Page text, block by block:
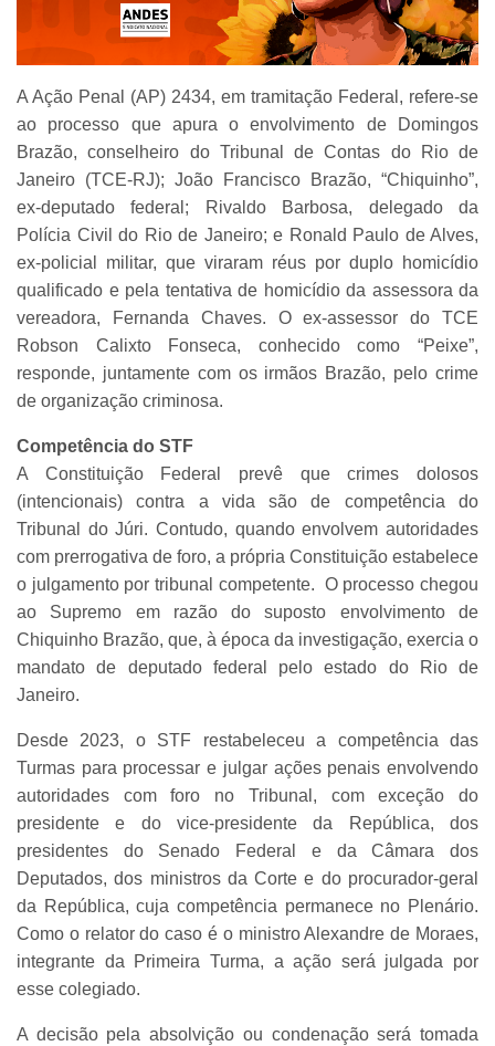
A Ação Penal (AP) 2434, em tramitação Federal, refere-se
ao processo que apura o envolvimento de Domingos
Brazão, conselheiro do Tribunal de Contas do Rio de
Janeiro (TCE-RJ); João Francisco Brazão, “Chiquinho”,
ex-deputado federal; Rivaldo Barbosa, delegado da
Polícia Civil do Rio de Janeiro; e Ronald Paulo de Alves,
ex-policial militar, que viraram réus por duplo homicídio
qualificado e pela tentativa de homicídio da assessora da
vereadora, Fernanda Chaves. O ex-assessor do TCE
Robson Calixto Fonseca, conhecido como “Peixe”,
responde, juntamente com os irmãos Brazão, pelo crime
de organização criminosa.
Competência do STF
A Constituição Federal prevê que crimes dolosos
(intencionais) contra a vida são de competência do
Tribunal do Júri. Contudo, quando envolvem autoridades
com prerrogativa de foro, a própria Constituição estabelece
o julgamento por tribunal competente. O processo chegou
ao Supremo em razão do suposto envolvimento de
Chiquinho Brazão, que, à época da investigação, exercia o
mandato de deputado federal pelo estado do Rio de
Janeiro.
Desde 2023, o STF restabeleceu a competência das
Turmas para processar e julgar ações penais envolvendo
autoridades com foro no Tribunal, com exceção do
presidente e do vice-presidente da República, dos
presidentes do Senado Federal e da Câmara dos
Deputados, dos ministros da Corte e do procurador-geral
da República, cuja competência permanece no Plenário.
Como o relator do caso é o ministro Alexandre de Moraes,
integrante da Primeira Turma, a ação será julgada por
esse colegiado.
A decisão pela absolvição ou condenação será tomada